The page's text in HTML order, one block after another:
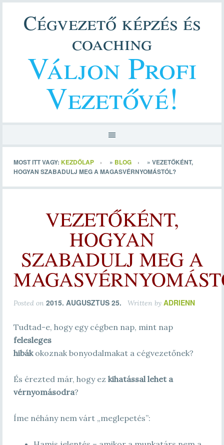
Cégvezető képzés és
coaching
Váljon Profi
Vezetővé!
MOST ITT VAGY: KEZDŐLAP » BLOG » VEZETŐKÉNT,
HOGYAN SZABADULJ MEG A MAGASVÉRNYOMÁSTÓL?
VEZETŐKÉNT,
HOGYAN
SZABADULJ MEG A
Posted on 2015. AUGUSZTUS 25. Written by ADRIENN
Tudtad-e, hogy egy cégben nap, mint nap
felesleges
hibákokoznak bonyodalmakat a cégvezetőnek?
És érezted már, hogy ez kihatással lehet a
vérnyomásodra?
Íme néhány nem várt „meglepetés”: